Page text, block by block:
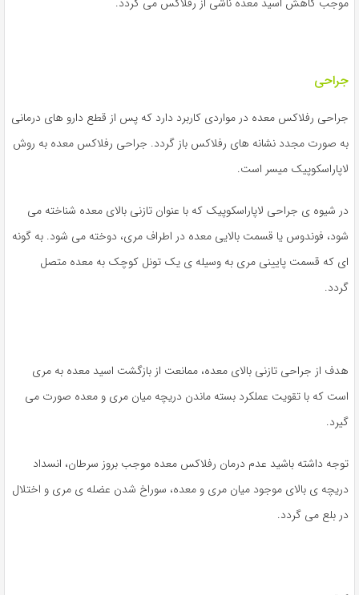
جراحی
جراحی رفلاکس معده در مواردی کاربرد دارد که پس از قطع دارو های درمانی
به صورت مجدد نشانه های رفلاکس باز گردد. جراحی رفلاکس معده به روش
لاپاراسکوپیک میسر است.
در شیوه ی جراحی لاپاراسکوپیک که با عنوان تازنی بالای معده شناخته می
شود، فوندوس یا قسمت بالایی معده در اطراف مری، دوخته می شود. به گونه
ای که قسمت پایینی مری به وسیله ی یک تونل کوچک به معده متصل
گردد.
هدف از جراحی تازنی بالای معده، ممانعت از بازگشت اسید معده به مری
است که با تقویت عملکرد بسته ماندن دریچه میان مری و معده صورت می
گیرد.
توجه داشته باشید عدم درمان رفلاکس معده موجب بروز سرطان، انسداد
دریچه ی بالای موجود میان مری و معده، سوراخ شدن عضله ی مری و اختلال
در بلع می گردد.